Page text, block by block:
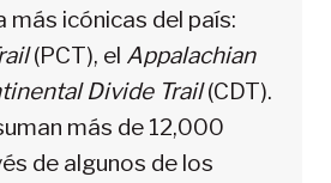
más icónicas del país:
(PCT), el Appalachian
Divide Trail(CDT).
más de 12,000
de algunos de los